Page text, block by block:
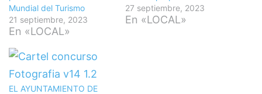
Mundial del Turismo
21 septiembre, 2023
En «LOCAL»
27 septiembre, 2023
En «LOCAL»
EL AYUNTAMIENTO DE